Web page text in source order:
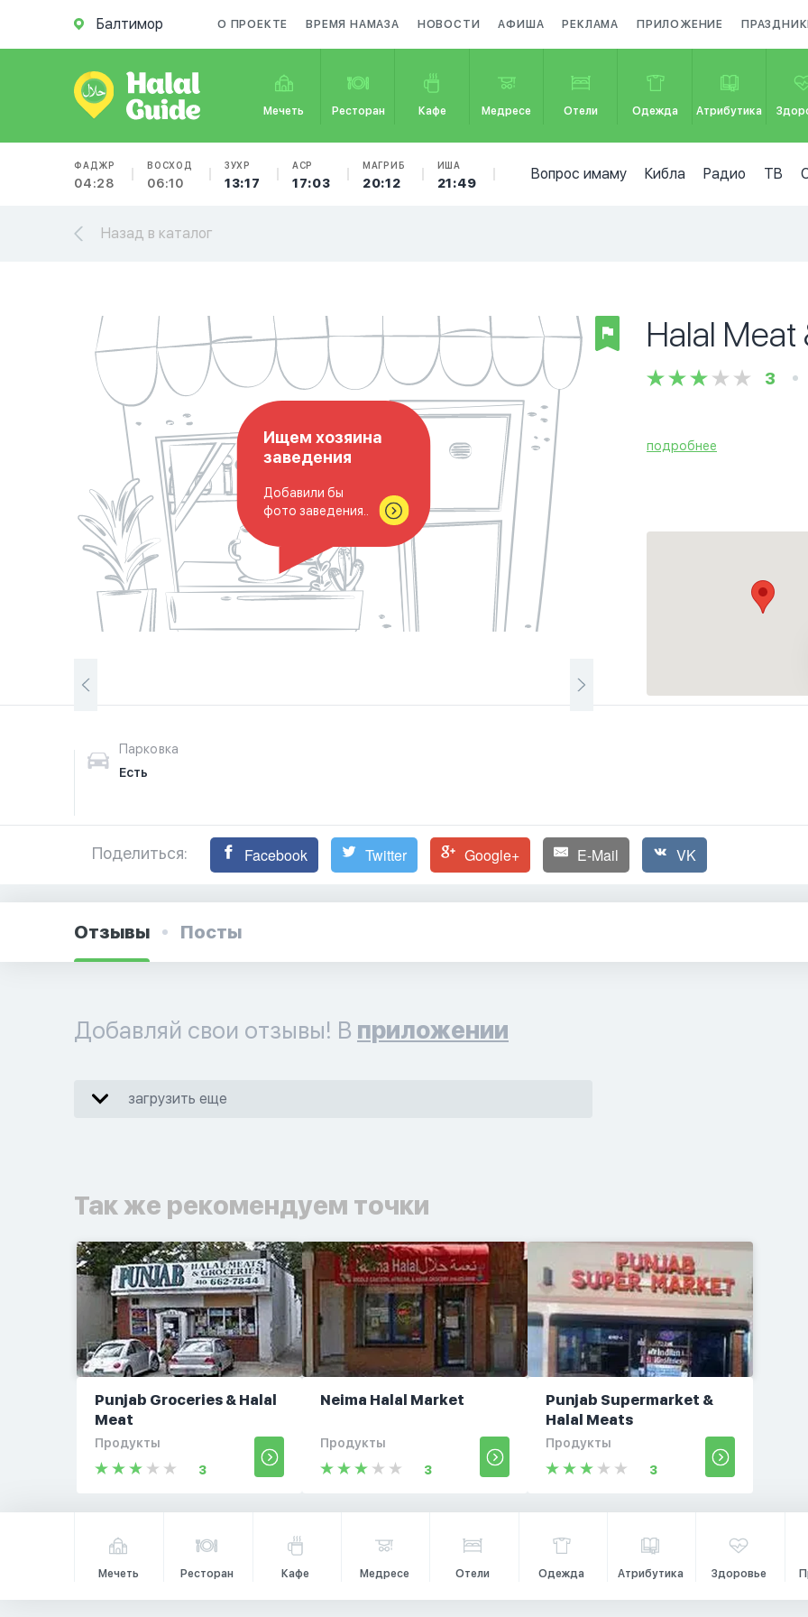
Балтимор О ПРОЕКТЕ ВРЕМЯ НАМАЗА НОВОСТИ АФИША РЕКЛАМА ПРИЛОЖЕНИЕ
Мечеть Ресторан Кафе Медресе Отели Одежда Атрибутика
ФАДЖР
04:28
ВОСХОД
06:10
ЗУХР
13:17
АСР
17:03
МАГРИБ
20:12
ИША
21:49
Вопрос имаму Кибла Радио ТВ
Назад в каталог
Ищем хозяина
заведения
Добавили бы
фото заведения..
Halal Meat
3
подробнее
Парковка
Есть
Поделиться: Facebook Twitter Google+ E-Mail VK
Отзывы Посты
Добавляй свои отзывы! В приложении
загрузить еще
Так же рекомендуем точки
Punjab Groceries & Halal
Meat
Продукты
3
Neima Halal Market
Продукты
3
Punjab Supermarket &
Halal Meats
Продукты
3
Мечеть Ресторан Кафе Медресе Отели Одежда Атрибутика Здоровье